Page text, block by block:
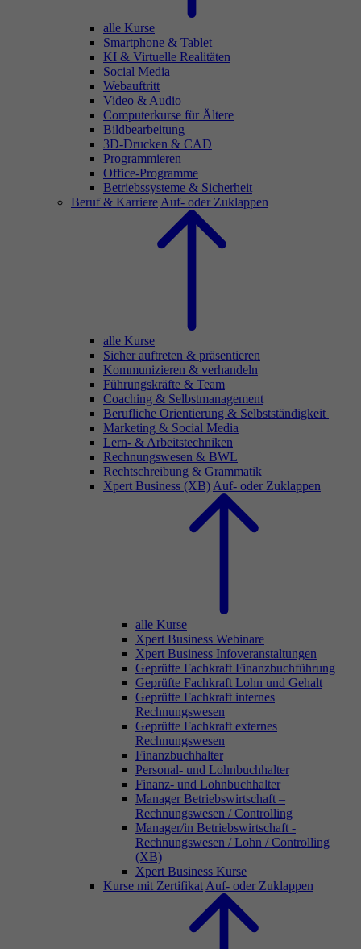
alle Kurse
Smartphone & Tablet
KI & Virtuelle Realitäten
Social Media
Webauftritt
Video & Audio
Computerkurse für Ältere
Bildbearbeitung
3D-Drucken & CAD
Programmieren
Office-Programme
Betriebssysteme & Sicherheit
Beruf & Karriere Auf- oder Zuklappen
alle Kurse
Sicher auftreten & präsentieren
Kommunizieren & verhandeln
Führungskräfte & Team
Coaching & Selbstmanagement
Berufliche Orientierung & Selbstständigkeit
Marketing & Social Media
Lern- & Arbeitstechniken
Rechnungswesen & BWL
Rechtschreibung & Grammatik
Xpert Business (XB) Auf- oder Zuklappen
alle Kurse
Xpert Business Webinare
Xpert Business Infoveranstaltungen
Geprüfte Fachkraft Finanzbuchführung
Geprüfte Fachkraft Lohn und Gehalt
Geprüfte Fachkraft internes
Rechnungswesen
Geprüfte Fachkraft externes
Rechnungswesen
Finanzbuchhalter
Personal- und Lohnbuchhalter
Finanz- und Lohnbuchhalter
Manager Betriebswirtschaft –
Rechnungswesen / Controlling
Manager/in Betriebswirtschaft -
Rechnungswesen / Lohn / Controlling
(XB)
Xpert Business Kurse
Kurse mit Zertifikat Auf- oder Zuklappen